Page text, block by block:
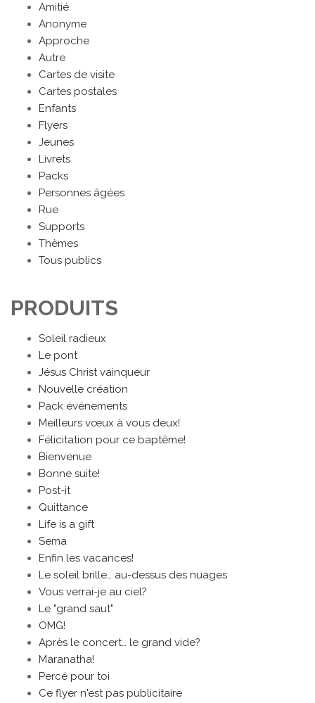
Amitié
Anonyme
Approche
Autre
Cartes de visite
Cartes postales
Enfants
Flyers
Jeunes
Livrets
Packs
Personnes âgées
Rue
Supports
Thèmes
Tous publics
PRODUITS
Soleil radieux
Le pont
Jésus Christ vainqueur
Nouvelle création
Pack événements
Meilleurs vœux à vous deux!
Félicitation pour ce baptême!
Bienvenue
Bonne suite!
Post-it
Quittance
Life is a gift
Sema
Enfin les vacances!
Le soleil brille… au-dessus des nuages
Vous verrai-je au ciel?
Le "grand saut"
OMG!
Après le concert… le grand vide?
Maranatha!
Percé pour toi
Ce flyer n'est pas publicitaire